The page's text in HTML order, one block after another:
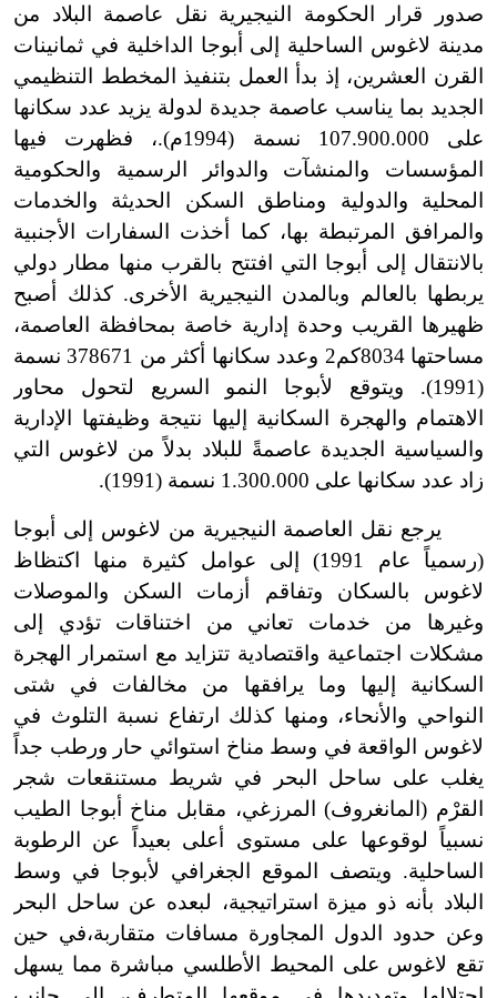
صدور قرار الحكومة النيجيرية نقل عاصمة البلاد من
مدينة لاغوس الساحلية إلى أبوجا الداخلية في ثمانينات
القرن العشرين، إذ بدأ العمل بتنفيذ المخطط التنظيمي
الجديد بما يناسب عاصمة جديدة لدولة يزيد عدد سكانها
على 107.900.000 نسمة (1994م).، فظهرت فيها
المؤسسات والمنشآت والدوائر الرسمية والحكومية
المحلية والدولية ومناطق السكن الحديثة والخدمات
والمرافق المرتبطة بها، كما أخذت السفارات الأجنبية
بالانتقال إلى أبوجا التي افتتح بالقرب منها مطار دولي
يربطها بالعالم وبالمدن النيجيرية الأخرى. كذلك أصبح
ظهيرها القريب وحدة إدارية خاصة بمحافظة العاصمة،
مساحتها 8034كم2 وعدد سكانها أكثر من 378671 نسمة
(1991). ويتوقع لأبوجا النمو السريع لتحول محاور
الاهتمام والهجرة السكانية إليها نتيجة وظيفتها الإدارية
والسياسية الجديدة عاصمةً للبلاد بدلاً من لاغوس التي
زاد عدد سكانها على 1.300.000 نسمة (1991).
يرجع نقل العاصمة النيجيرية من لاغوس إلى أبوجا
(رسمياً عام 1991) إلى عوامل كثيرة منها اكتظاظ
لاغوس بالسكان وتفاقم أزمات السكن والموصلات
وغيرها من خدمات تعاني من اختناقات تؤدي إلى
مشكلات اجتماعية واقتصادية تتزايد مع استمرار الهجرة
السكانية إليها وما يرافقها من مخالفات في شتى
النواحي والأنحاء، ومنها كذلك ارتفاع نسبة التلوث في
لاغوس الواقعة في وسط مناخ استوائي حار ورطب جداً
يغلب على ساحل البحر في شريط مستنقعات شجر
القرْم (المانغروف) المرزغي، مقابل مناخ أبوجا الطيب
نسبياً لوقوعها على مستوى أعلى بعيداً عن الرطوبة
الساحلية. ويتصف الموقع الجغرافي لأبوجا في وسط
البلاد بأنه ذو ميزة استراتيجية، لبعده عن ساحل البحر
وعن حدود الدول المجاورة مسافات متقاربة،في حين
تقع لاغوس على المحيط الأطلسي مباشرة مما يسهل